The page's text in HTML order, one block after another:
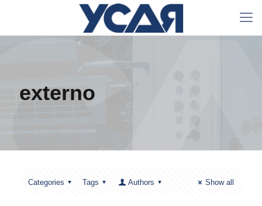
externo
Categories Tags Authors Show all